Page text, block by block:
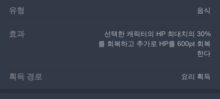
유형 음식
효과
선택한 캐릭터의 HP 최대치의 30%
를 회복하고 추가로 HP를 600pt 회복
한다
획득 경로 요리 획득